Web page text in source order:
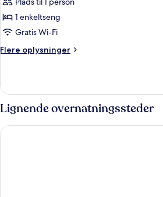
Dormitory
billeder
af
Bed
in
Dormitory
Gender)
1 enkeltseng
Gratis Wi-Fi
Flere oplysninger
Flere
in
8-
Bed
Dormitory
(Mixed
Lignende overnatningssteder
ibis budget Antwerpen Centraal Station